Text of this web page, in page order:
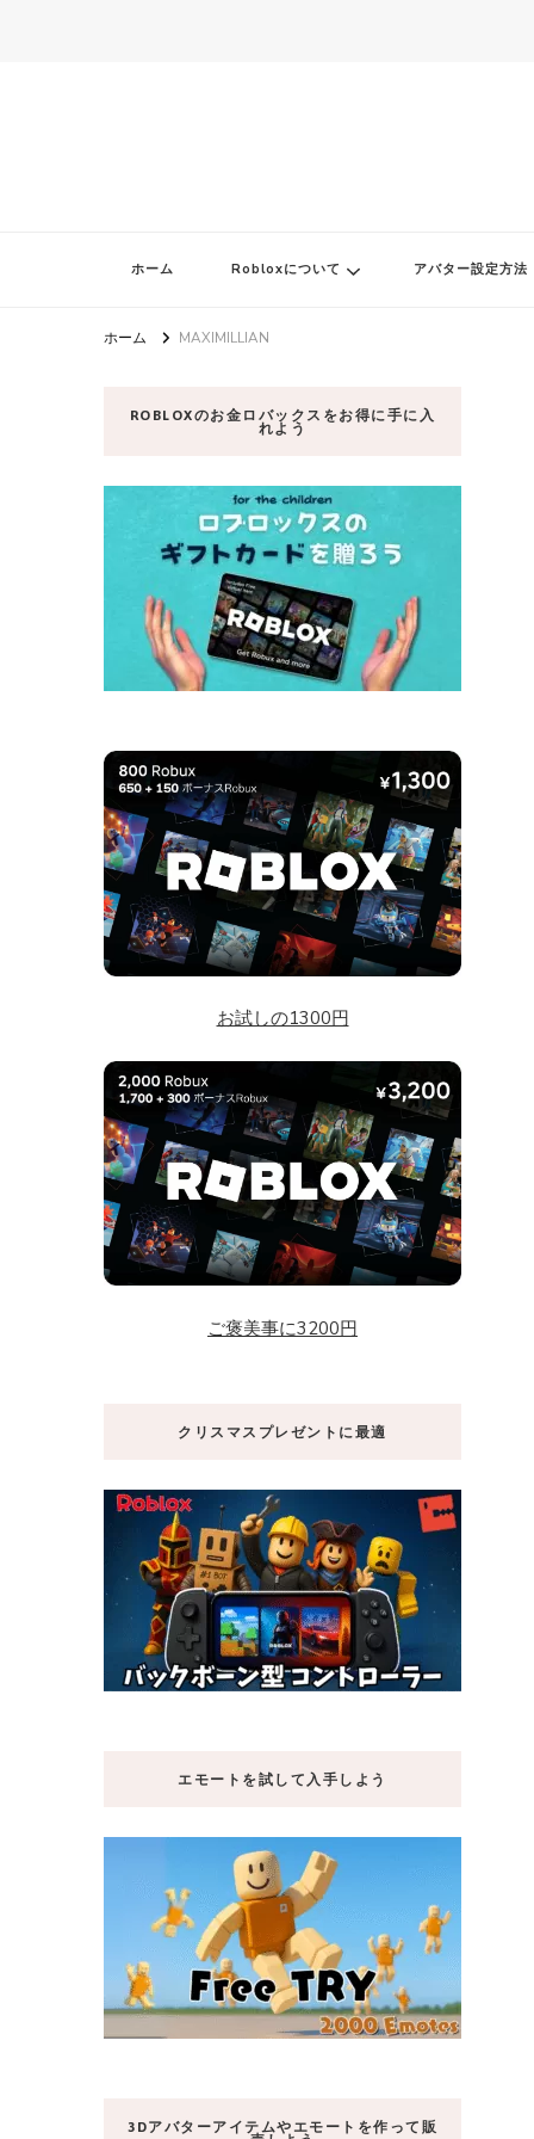
ホーム Robloxについて アバター設定方法
ホーム MAXIMILLIAN
ROBLOXのお金ロバックスをお得に手に入
れよう
お試しの1300円
ご褒美事に3200円
クリスマスプレゼントに最適
エモートを試して入手しよう
3Dアバターアイテムやエモートを作って販